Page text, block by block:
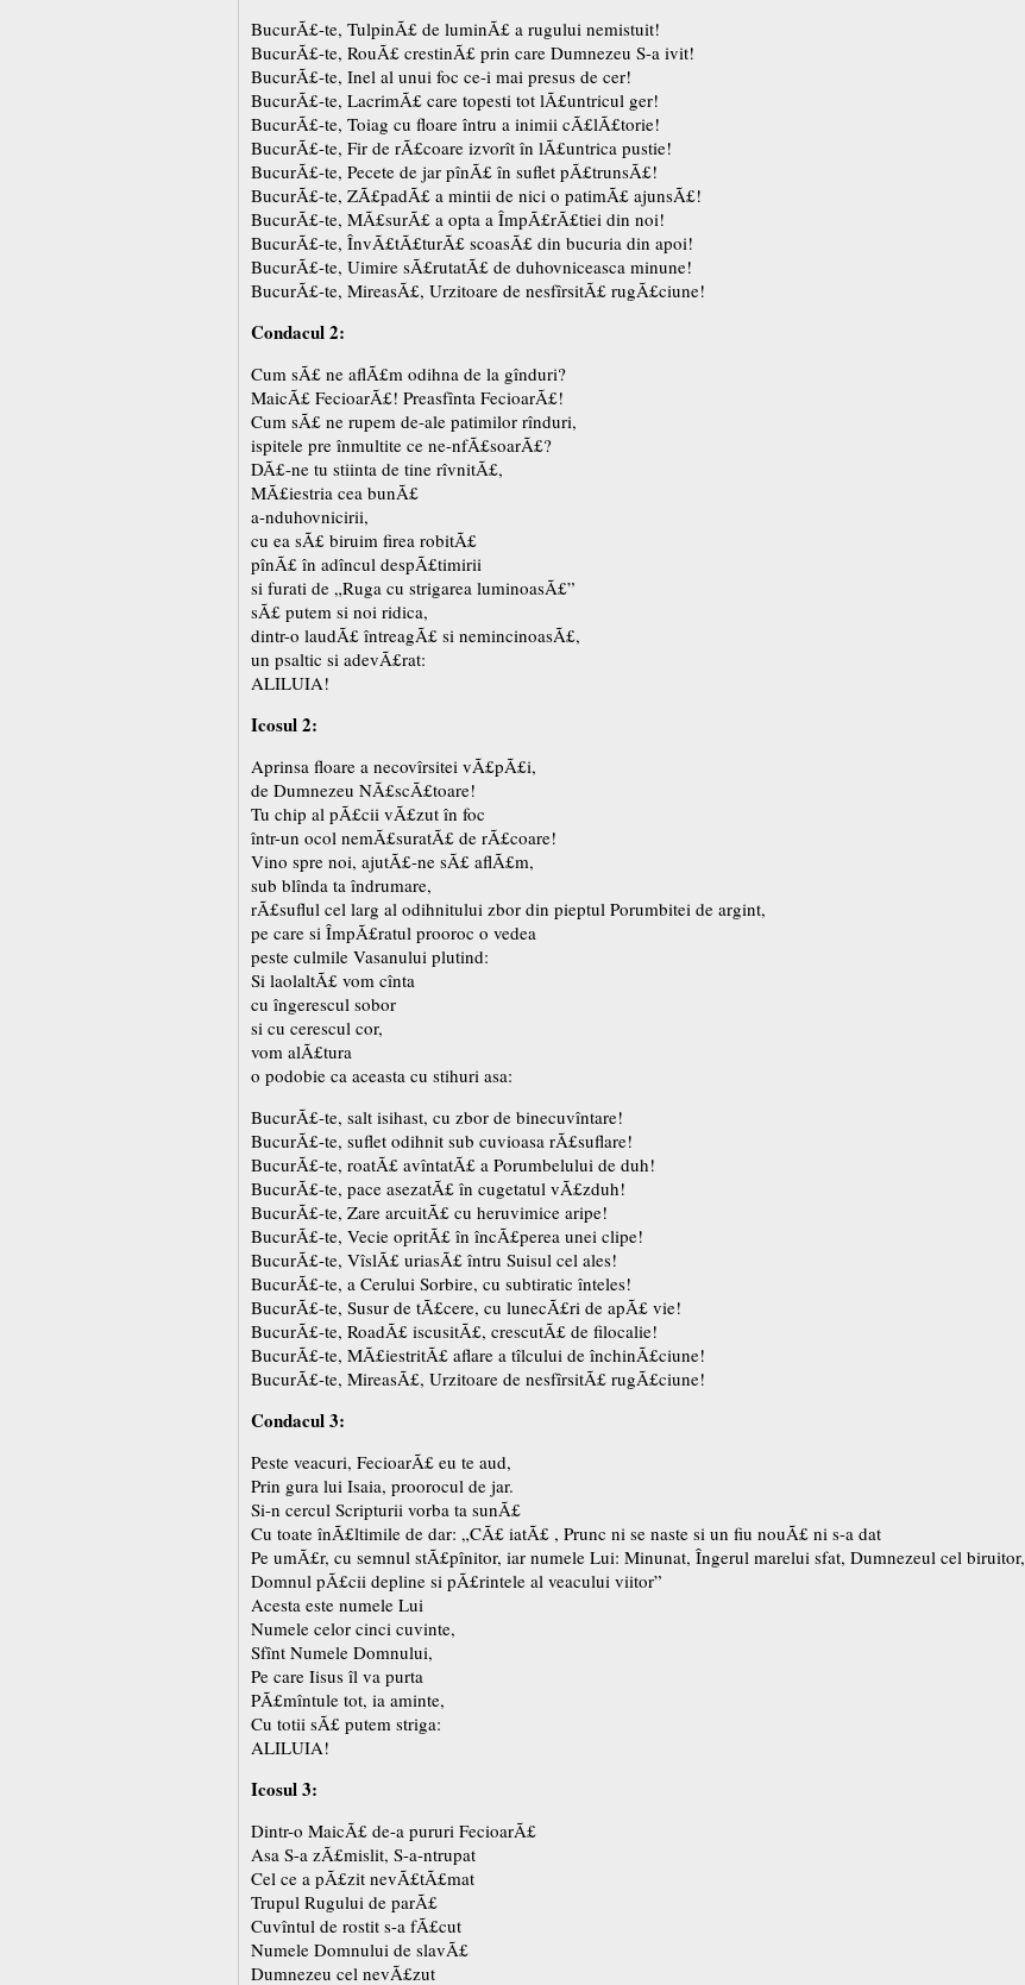
BucurÃ£-te, TulpinÃ£ de luminÃ£ a rugului nemistuit!
BucurÃ£-te, RouÃ£ crestinÃ£ prin care Dumnezeu S-a ivit!
BucurÃ£-te, Inel al unui foc ce-i mai presus de cer!
BucurÃ£-te, LacrimÃ£ care topesti tot lÃ£untricul ger!
BucurÃ£-te, Toiag cu floare întru a inimii cÃ£lÃ£torie!
BucurÃ£-te, Fir de rÃ£coare izvorît în lÃ£untrica pustie!
BucurÃ£-te, Pecete de jar pînÃ£ în suflet pÃ£trunsÃ£!
BucurÃ£-te, ZÃ£padÃ£ a mintii de nici o patimÃ£ ajunsÃ£!
BucurÃ£-te, MÃ£surÃ£ a opta a ÎmpÃ£rÃ£tiei din noi!
BucurÃ£-te, ÎnvÃ£tÃ£turÃ£ scoasÃ£ din bucuria din apoi!
BucurÃ£-te, Uimire sÃ£rutatÃ£ de duhovniceasca minune!
BucurÃ£-te, MireasÃ£, Urzitoare de nesfîrsitÃ£ rugÃ£ciune!
Condacul 2:
Cum sÃ£ ne aflÃ£m odihna de la gînduri?
MaicÃ£ FecioarÃ£! Preasfînta FecioarÃ£!
Cum sÃ£ ne rupem de-ale patimilor rînduri,
ispitele pre înmultite ce ne-nfÃ£soarÃ£?
DÃ£-ne tu stiinta de tine rîvnitÃ£,
MÃ£iestria cea bunÃ£
a-nduhovnicirii,
cu ea sÃ£ biruim firea robitÃ£
pînÃ£ în adîncul despÃ£timirii
si furati de „Ruga cu strigarea luminoasÃ£”
sÃ£ putem si noi ridica,
dintr-o laudÃ£ întreagÃ£ si nemincinoasÃ£,
un psaltic si adevÃ£rat:
ALILUIA!
Icosul 2:
Aprinsa floare a necovîrsitei vÃ£pÃ£i,
de Dumnezeu NÃ£scÃ£toare!
Tu chip al pÃ£cii vÃ£zut în foc
într-un ocol nemÃ£suratÃ£ de rÃ£coare!
Vino spre noi, ajutÃ£-ne sÃ£ aflÃ£m,
sub blînda ta îndrumare,
rÃ£suflul cel larg al odihnitului zbor din pieptul Porumbitei de argint,
pe care si ÎmpÃ£ratul prooroc o vedea
peste culmile Vasanului plutind:
Si laolaltÃ£ vom cînta
cu îngerescul sobor
si cu cerescul cor,
vom alÃ£tura
o podobie ca aceasta cu stihuri asa:
BucurÃ£-te, salt isihast, cu zbor de binecuvîntare!
BucurÃ£-te, suflet odihnit sub cuvioasa rÃ£suflare!
BucurÃ£-te, roatÃ£ avîntatÃ£ a Porumbelului de duh!
BucurÃ£-te, pace asezatÃ£ în cugetatul vÃ£zduh!
BucurÃ£-te, Zare arcuitÃ£ cu heruvimice aripe!
BucurÃ£-te, Vecie opritÃ£ în încÃ£perea unei clipe!
BucurÃ£-te, VîslÃ£ uriasÃ£ întru Suisul cel ales!
BucurÃ£-te, a Cerului Sorbire, cu subtiratic înteles!
BucurÃ£-te, Susur de tÃ£cere, cu lunecÃ£ri de apÃ£ vie!
BucurÃ£-te, RoadÃ£ iscusitÃ£, crescutÃ£ de filocalie!
BucurÃ£-te, MÃ£iestritÃ£ aflare a tîlcului de închinÃ£ciune!
BucurÃ£-te, MireasÃ£, Urzitoare de nesfîrsitÃ£ rugÃ£ciune!
Condacul 3:
Peste veacuri, FecioarÃ£ eu te aud,
Prin gura lui Isaia, proorocul de jar.
Si-n cercul Scripturii vorba ta sunÃ£
Cu toate înÃ£ltimile de dar: „CÃ£ iatÃ£ , Prunc ni se naste si un fiu nouÃ£ ni s-a dat
Pe umÃ£r, cu semnul stÃ£pînitor, iar numele Lui: Minunat, Îngerul marelui sfat, Dumnezeul cel biruitor,
Domnul pÃ£cii depline si pÃ£rintele al veacului viitor”
Acesta este numele Lui
Numele celor cinci cuvinte,
Sfînt Numele Domnului,
Pe care Iisus îl va purta
PÃ£mîntule tot, ia aminte,
Cu totii sÃ£ putem striga:
ALILUIA!
Icosul 3:
Dintr-o MaicÃ£ de-a pururi FecioarÃ£
Asa S-a zÃ£mislit, S-a-ntrupat
Cel ce a pÃ£zit nevÃ£tÃ£mat
Trupul Rugului de parÃ£
Cuvîntul de rostit s-a fÃ£cut
Numele Domnului de slavÃ£
Dumnezeu cel nevÃ£zut